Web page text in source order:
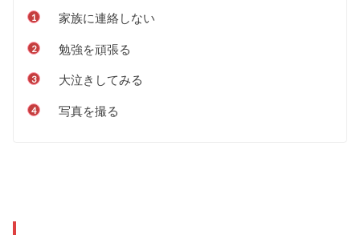
家族に連絡しない
勉強を頑張る
大泣きしてみる
写真を撮る